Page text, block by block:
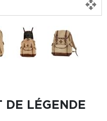
DE LÉGENDE